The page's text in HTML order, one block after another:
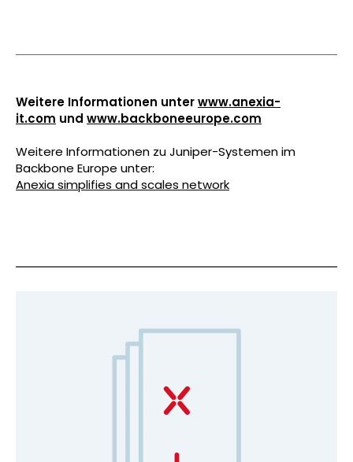
Weitere Informationen unterwww.anexia-
it.com und www.backboneeurope.com
Weitere Informationen zu Juniper-Systemen im
Backbone Europe unter:
Anexia simplifies and scales network